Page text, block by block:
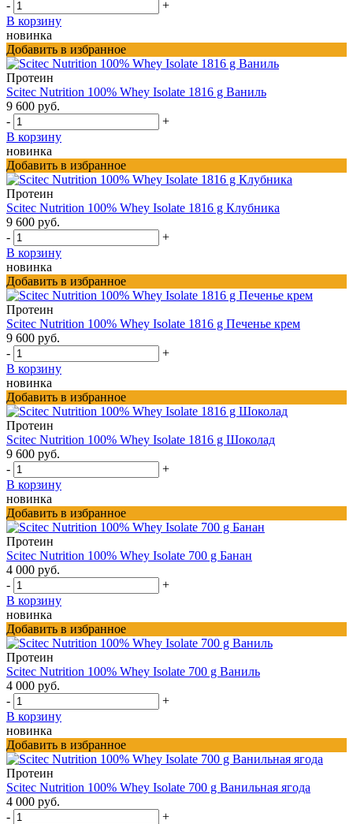
-
+
В корзину
новинка
Добавить в избранное
Протеин
Scitec Nutrition 100% Whey Isolate 1816 g Ваниль
9 600 руб.
-
+
В корзину
новинка
Добавить в избранное
Протеин
Scitec Nutrition 100% Whey Isolate 1816 g Клубника
9 600 руб.
-
+
В корзину
новинка
Добавить в избранное
Протеин
Scitec Nutrition 100% Whey Isolate 1816 g Печенье крем
9 600 руб.
-
+
В корзину
новинка
Добавить в избранное
Протеин
Scitec Nutrition 100% Whey Isolate 1816 g Шоколад
9 600 руб.
-
+
В корзину
новинка
Добавить в избранное
Протеин
Scitec Nutrition 100% Whey Isolate 700 g Банан
4 000 руб.
-
+
В корзину
новинка
Добавить в избранное
Протеин
Scitec Nutrition 100% Whey Isolate 700 g Ваниль
4 000 руб.
-
+
В корзину
новинка
Добавить в избранное
Протеин
Scitec Nutrition 100% Whey Isolate 700 g Ванильная ягода
4 000 руб.
-
+